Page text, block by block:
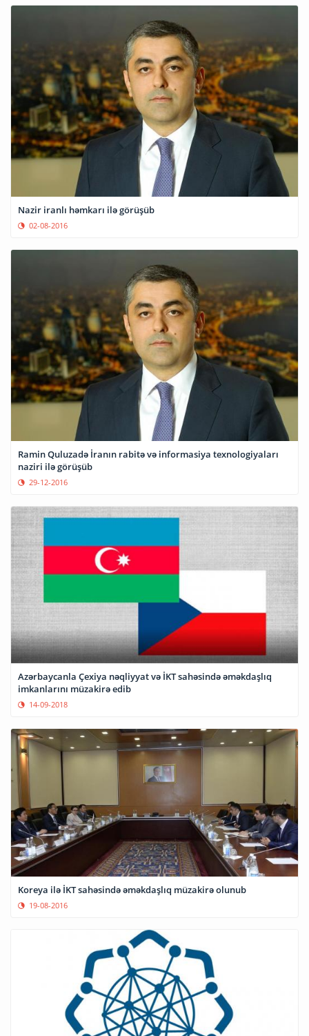
Nazir iranlı həmkarı ilə görüşüb
02-08-2016
Ramin Quluzadə İranın rabitə və informasiya texnologiyaları
naziri ilə görüşüb
29-12-2016
Azərbaycanla Çexiya nəqliyyat və İKT sahəsində əməkdaşlıq
imkanlarını müzakirə edib
14-09-2018
Koreya ilə İKT sahəsində əməkdaşlıq müzakirə olunub
19-08-2016